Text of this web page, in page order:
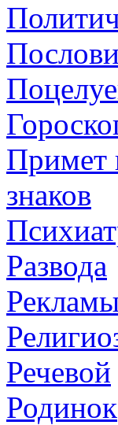
Примет
знаков
Развода
Речевой
Родинок